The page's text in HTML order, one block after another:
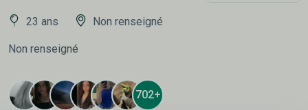
23 ans Non renseigné
Non renseigné
702+